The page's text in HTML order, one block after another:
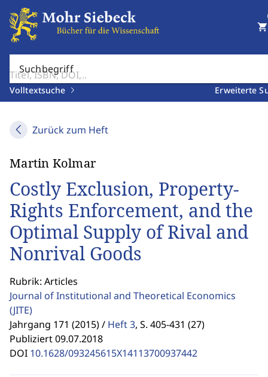
Suchbegriff
Volltextsuche Erweiterte
shopping_cart
Zurück zum Heft
Martin Kolmar
Costly Exclusion, Property-
Rights Enforcement, and the
Optimal Supply of Rival and
Nonrival Goods
Rubrik: Articles
Journal of Institutional and Theoretical Economics
(JITE)
Jahrgang 171 (2015) / Heft 3, S. 405-431 (27)
Publiziert 09.07.2018
DOI 10.1628/093245615X14113700937442